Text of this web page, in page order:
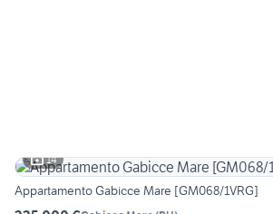
14
Appartamento Gabicce Mare [GM068/1VRG]